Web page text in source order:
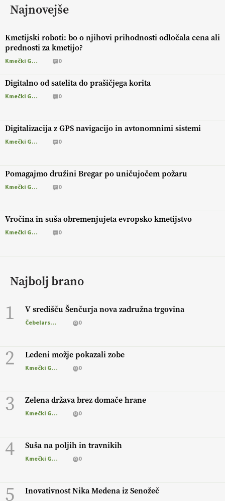
Najnovejše
Kmetijski roboti: bo o njihovi prihodnosti odločala cena ali
prednosti za kmetijo?
Kmečki Glas 0
Digitalno od satelita do prašičjega korita
Kmečki Glas 0
Digitalizacija z GPS navigacijo in avtonomnimi sistemi
Kmečki Glas 0
Pomagajmo družini Bregar po uničujočem požaru
Kmečki Glas 0
Vročina in suša obremenjujeta evropsko kmetijstvo
Kmečki Glas 0
Najbolj brano
1 V središču Šenčurja nova zadružna trgovina
Čebelarstvo 0
2 Ledeni možje pokazali zobe
Kmečki Glas 0
3 Zelena država brez domače hrane
Kmečki Glas 0
4 Suša na poljih in travnikih
Kmečki Glas 0
5 Inovativnost Nika Medena iz Senožeč